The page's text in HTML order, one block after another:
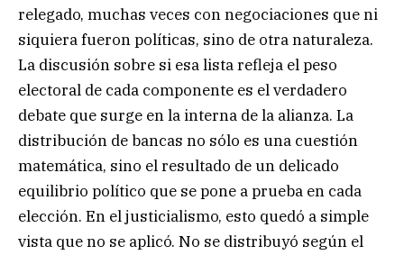
relegado, muchas veces con negociaciones que ni
siquiera fueron políticas, sino de otra naturaleza.
La discusión sobre si esa lista refleja el peso
electoral de cada componente es el verdadero
debate que surge en la interna de la alianza. La
distribución de bancas no sólo es una cuestión
matemática, sino el resultado de un delicado
equilibrio político que se pone a prueba en cada
elección. En el justicialismo, esto quedó a simple
vista que no se aplicó. No se distribuyó según el